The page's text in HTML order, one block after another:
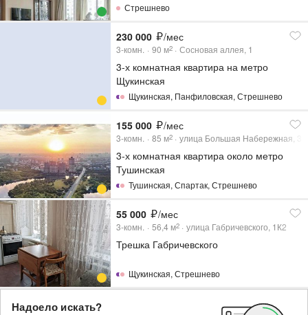
Стрешнево
230 000 /мес
3-комн. 90 м2 Сосновая аллея, 1
3-х комнатная квартира на метро
Щукинская
Щукинская, Панфиловская,Стрешнево
155 000 /мес
3-комн. 85 м2 улица Большая Набережная, 3
3-х комнатная квартира около метро
Тушинская
Тушинская,Спартак,Стрешнево
55 000 /мес
3-комн. 56,4 м2 улица Габричевского, 1К2
Трешка Габричевского
Щукинская,Стрешнево
Надоело искать?